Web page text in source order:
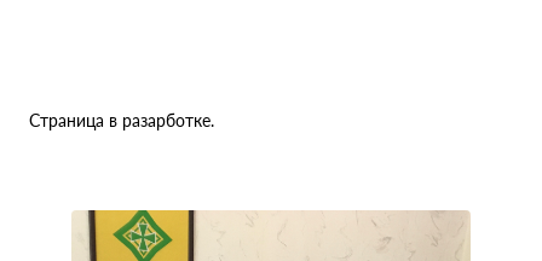
Страница в разарботке.